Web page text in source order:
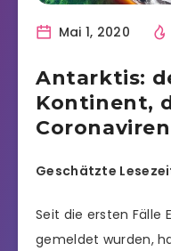
Mai 1, 2020
Antarktis:
Kontinent,
Geschätzte
Seit die ersten Fälle
gemeldet wurden,